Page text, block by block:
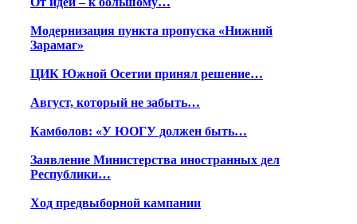
Модернизация пункта пропуска «Нижний
Зарамаг»
ЦИК Южной Осетии принял решение…
Август, который не забыть…
Камболов: «У ЮОГУ должен быть…
Заявление Министерства иностранных дел
Республики…
Ход предвыборной кампании